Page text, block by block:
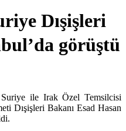
Dışişleri
görüştü
ile Irak Özel Temsilcisi
Dışişleri Bakanı Esad Hasan